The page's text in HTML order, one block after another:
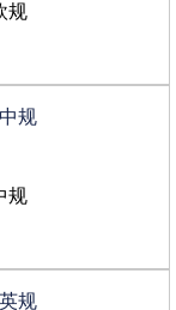
规
规